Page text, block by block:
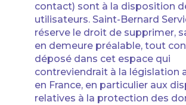
contact) sont à la disposition
utilisateurs. Saint-Bernard
réserve le droit de supprimer,
en demeure préalable, tout
déposé dans cet espace qui
contreviendrait à la législation
en France, en particulier aux
relatives à la protection des